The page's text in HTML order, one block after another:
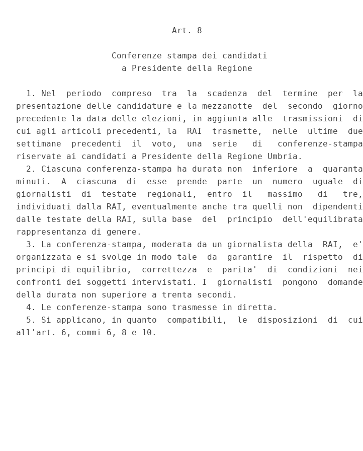
                               Art. 8
                   Conferenze stampa dei candidati
                     a Presidente della Regione
  1. Nel  periodo  compreso  tra  la  scadenza  del  termine  per  la
presentazione delle candidature e la mezzanotte  del  secondo  giorno
precedente la data delle elezioni, in aggiunta alle  trasmissioni  di
cui agli articoli precedenti, la  RAI  trasmette,  nelle  ultime  due
settimane  precedenti  il  voto,  una  serie   di   conferenze-stampa
riservate ai candidati a Presidente della Regione Umbria.
  2. Ciascuna conferenza-stampa ha durata non  inferiore  a  quaranta
minuti.  A  ciascuna  di  esse  prende  parte  un  numero  uguale  di
giornalisti  di  testate  regionali,  entro  il   massimo   di   tre,
individuati dalla RAI, eventualmente anche tra quelli non  dipendenti
dalle testate della RAI, sulla base  del  principio  dell'equilibrata
rappresentanza di genere.
  3. La conferenza-stampa, moderata da un giornalista della  RAI,  e'
organizzata e si svolge in modo tale  da  garantire  il  rispetto  di
principi di equilibrio,  correttezza  e  parita'  di  condizioni  nei
confronti dei soggetti intervistati. I  giornalisti  pongono  domande
della durata non superiore a trenta secondi.
  4. Le conferenze-stampa sono trasmesse in diretta.
  5. Si applicano, in quanto  compatibili,  le  disposizioni  di  cui